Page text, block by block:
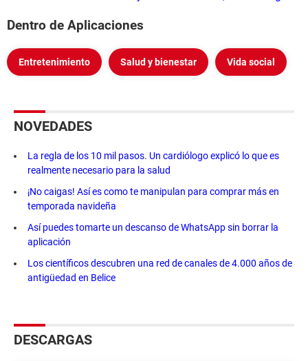
Dentro de Aplicaciones
Entretenimiento Salud y bienestar Vida social
NOVEDADES
La regla de los 10 mil pasos. Un cardiólogo explicó lo que es
realmente necesario para la salud
¡No caigas! Así es como te manipulan para comprar más en
temporada navideña
Así puedes tomarte un descanso de WhatsApp sin borrar la
aplicación
Los científicos descubren una red de canales de 4.000 años de
antigüedad en Belice
DESCARGAS